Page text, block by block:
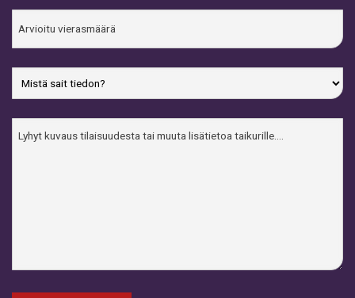
Arvioitu
vierasmäärä
Mistä
sait
Viesti